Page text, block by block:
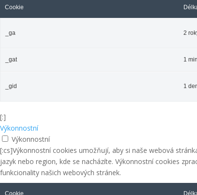
Cookie
_ga 2
_gat 1
_gid 1
[:]
Výkonnostní
Výkonnostní
[:cs]Výkonnostní cookies umožňují, aby si naše webová
jazyk nebo region, kde se nacházíte. Výkonnostní cookies
funkcionality našich webových stránek.
Cookie